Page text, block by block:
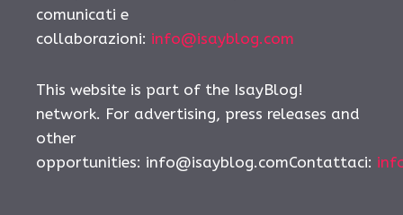
comunicati e
collaborazioni: info@isayblog.com
This website is part of the IsayBlog!
network. For advertising, press releases and
other
opportunities: info@isayblog.comContattaci: